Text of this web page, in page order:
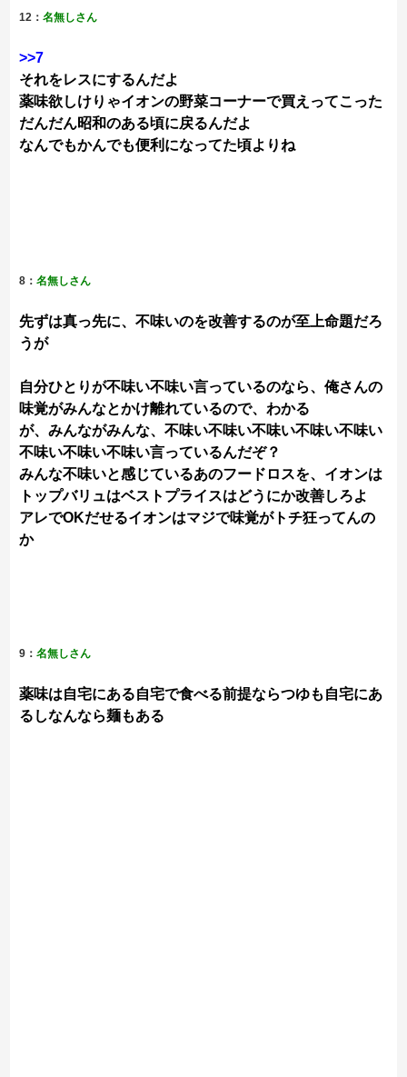
12：名無しさん
>>7
それをレスにするんだよ
薬味欲しけりゃイオンの野菜コーナーで買えってこった
だんだん昭和のある頃に戻るんだよ
なんでもかんでも便利になってた頃よりね
8：名無しさん
先ずは真っ先に、不味いのを改善するのが至上命題だろ
うが
自分ひとりが不味い不味い言っているのなら、俺さんの
味覚がみんなとかけ離れているので、わかる
が、みんながみんな、不味い不味い不味い不味い不味い
不味い不味い不味い言っているんだぞ？
みんな不味いと感じているあのフードロスを、イオンは
トップバリュはベストプライスはどうにか改善しろよ
アレでOKだせるイオンはマジで味覚がトチ狂ってんの
か
9：名無しさん
薬味は自宅にある自宅で食べる前提ならつゆも自宅にあ
るしなんなら麺もある